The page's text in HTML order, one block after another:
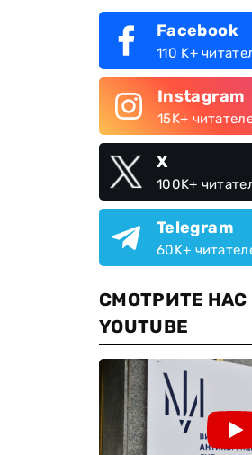
Facebook
110 K+
Instagram
15K+
X
100K+
Telegram
60K+
СМОТРИТЕ НАС
YOUTUBE